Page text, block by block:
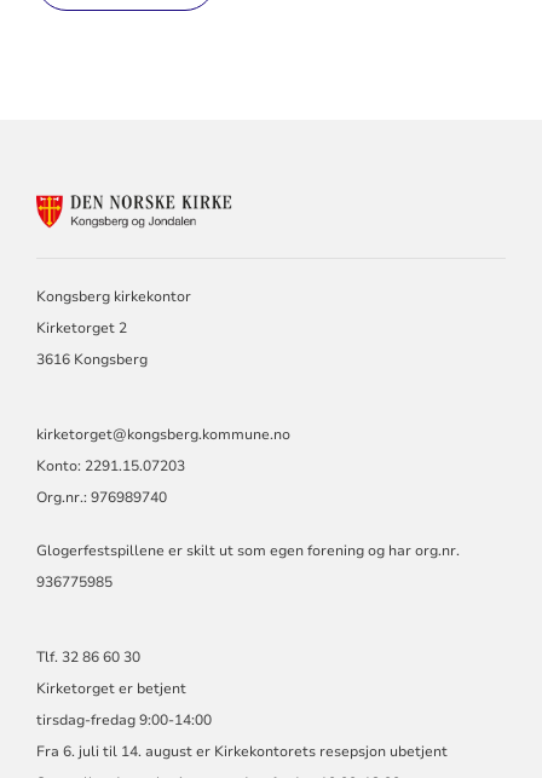
Kongsberg kirkekontor
Kirketorget 2
3616 Kongsberg
kirketorget@kongsberg.kommune.no
Konto: 2291.15.07203
Org.nr.: 976989740
Glogerfestspillene er skilt ut som egen forening og har org.nr.
936775985
Tlf. 32 86 60 30
Kirketorget er betjent
tirsdag-fredag 9:00-14:00
Fra 6. juli til 14. august er Kirkekontorets resepsjon ubetjent